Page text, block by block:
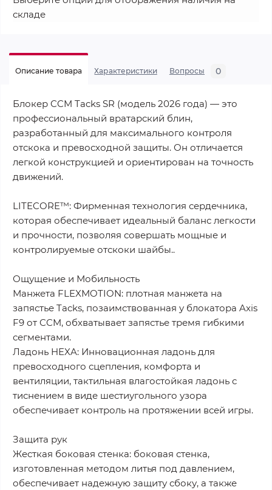
складе
Описание товара Характеристики Вопросы 0
Блокер CCM Tacks SR (модель 2026 года) — это
профессиональный вратарский блин,
разработанный для максимального контроля
отскока и превосходной защиты. Он отличается
легкой конструкцией и ориентирован на точность
движений.
LITECORE™: Фирменная технология сердечника,
которая обеспечивает идеальный баланс легкости
и прочности, позволяя совершать мощные и
контролируемые отскоки шайбы..
Ощущение и Мобильность
Манжета FLEXMOTION: плотная манжета на
запястье Tacks, позаимствованная у блокатора Axis
F9 от CCM, обхватывает запястье тремя гибкими
сегментами.
Ладонь HEXA: Инновационная ладонь для
превосходного сцепления, комфорта и
вентиляции, тактильная влагостойкая ладонь с
тиснением в виде шестиугольного узора
обеспечивает контроль на протяжении всей игры.
Защита рук
Жесткая боковая стенка: боковая стенка,
изготовленная методом литья под давлением,
обеспечивает надежную защиту сбоку, а также